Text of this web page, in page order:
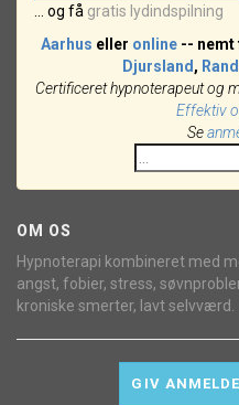
... og få gratis lydindspilning
Aarhus eller online-- nemt
Djursland ,
Certificeret hypnoterapeut og
Effektiv
Se
OM OS
Hypnoterapi kombineret med
angst, fobier, stress,
kroniske smerter, lavt selvværd.
GIV